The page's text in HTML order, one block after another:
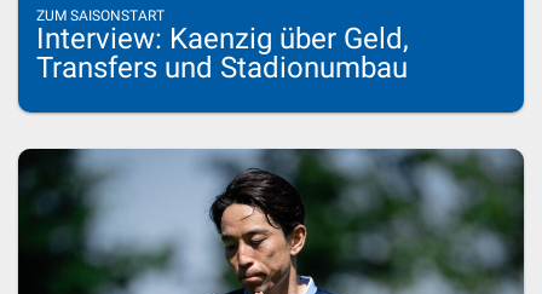
ZUM SAISONSTART
Interview: Kaenzig über Geld,
Transfers und Stadionumbau